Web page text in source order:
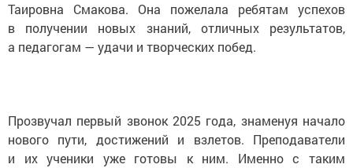
Таировна Смакова. Она пожелала ребятам успехов
в получении новых знаний, отличных результатов,
а педагогам — удачи и творческих побед.
Прозвучал первый звонок 2025 года, знаменуя начало
нового пути, достижений и взлетов. Преподаватели
и их ученики уже готовы к ним. Именно с таким